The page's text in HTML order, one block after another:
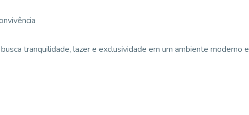
tranquilidade, lazer e exclusividade em um ambiente moderno e